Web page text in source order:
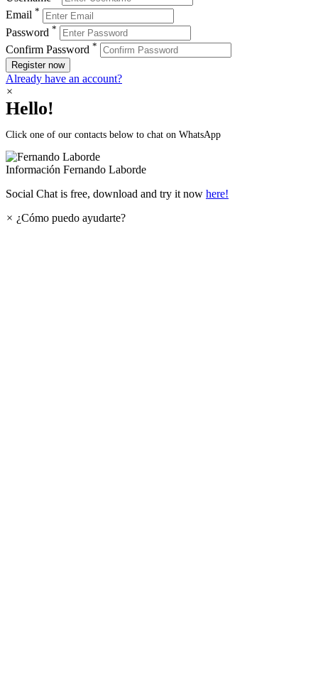
Email *
Password *
Confirm Password *
Register now
Already have an account?
×
Hello!
Click one of our contacts below to chat on WhatsApp
Información Fernando Laborde
Social Chat is free, download and try it now here!
× ¿Cómo puedo ayudarte?